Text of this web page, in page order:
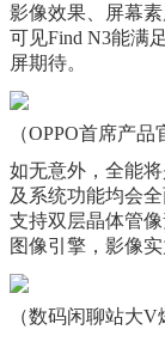
影像效果、屏幕
可见Find N3能满
屏期待。
（OPPO首席产品
如无意外，全能
及系统功能均会
支持双层晶体管
图像引擎，影像实
（数码闲聊站大V